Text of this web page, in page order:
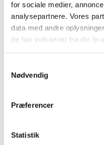
for sociale medier,
analysepartnere. Vores
data med andre
de har indsamlet fra din
Nødvendig
Præferencer
Statistik
Du vil